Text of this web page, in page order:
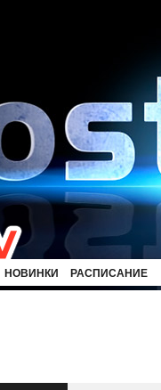
НОВИНКИ РАСПИСАНИЕ